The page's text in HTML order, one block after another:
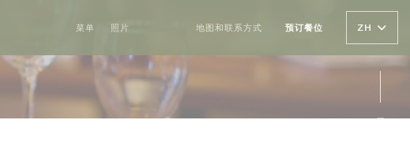
菜单 照片
((在新窗口中打开))
地图和联系方式 预订餐位 ZH